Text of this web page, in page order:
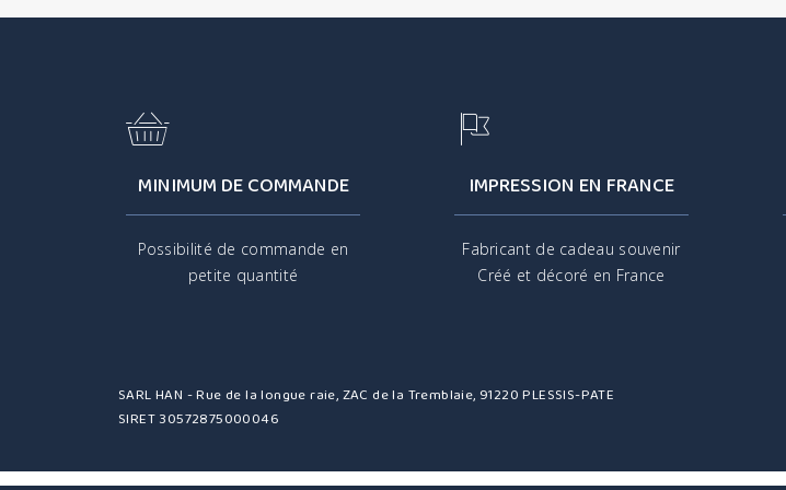
MINIMUM DE COMMANDE
Possibilité de commande en
petite quantité
IMPRESSION EN FRANCE
Fabricant de cadeau souvenir
Créé et décoré en France
SARL HAN - Rue de la longue raie, ZAC de la Tremblaie, 91220 PLESSIS-PATE
SIRET 30572875000046